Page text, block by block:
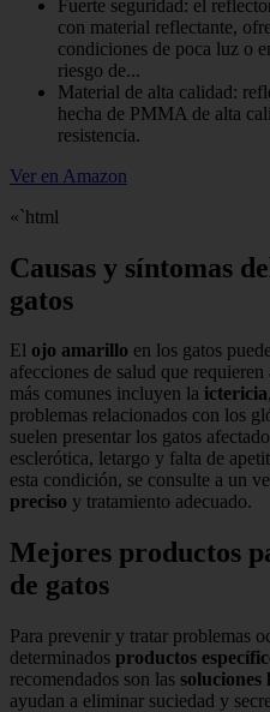
Fuerte seguridad: el
con material reflectante,
condiciones de poca luz o
riesgo de...
Material de alta calidad:
hecha de PMMA de alta
resistencia.
Ver en Amazon
«`html
Causas y síntomas
gatos
El ojo amarillo en los gatos
afecciones de salud que
más comunes incluyen la ictericia
problemas relacionados con los
suelen presentar los gatos
esclerótica, letargo y falta de
esta condición, se consulte a un
preciso y tratamiento adecuado.
Mejores productos
de gatos
Para prevenir y tratar problemas
determinados productos
recomendados son las
ayudan a eliminar suciedad y